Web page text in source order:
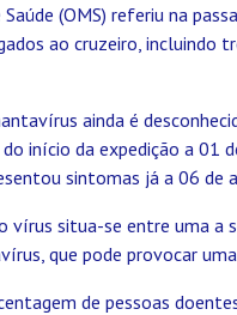
Saúde (OMS) referiu na
ao cruzeiro, incluindo
ainda é
início da expedição a 01
sintomas já a 06 de
vírus situa-se entre uma
que pode provocar
de pessoas